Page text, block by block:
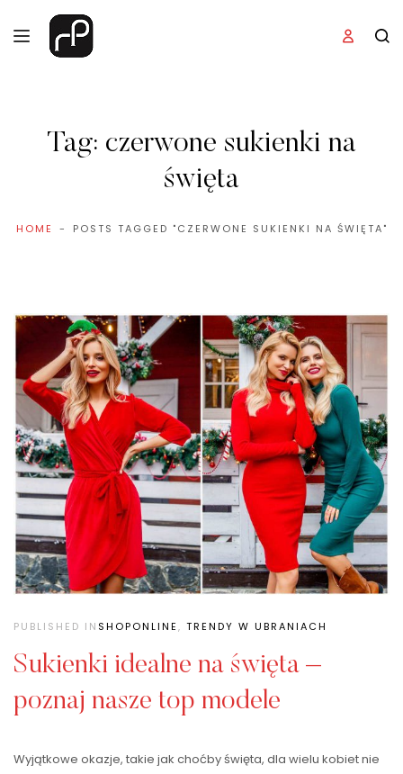
Tag: czerwone sukienki na
święta
HOME POSTS TAGGED "CZERWONE SUKIENKI NA ŚWIĘTA"
PUBLISHED IN SHOPONLINE, TRENDY W UBRANIACH
Sukienki idealne na święta –
poznaj nasze top modele
Wyjątkowe okazje, takie jak choćby święta, dla wielu kobiet nie